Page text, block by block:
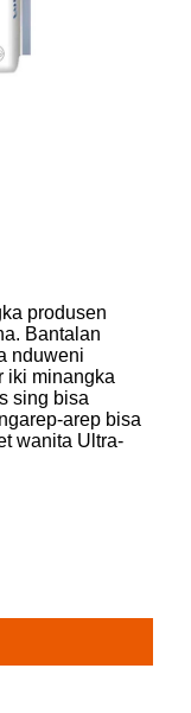
produsen
Bantalan
nduweni
iki minangka
sing bisa
arep bisa
wanita Ultra-